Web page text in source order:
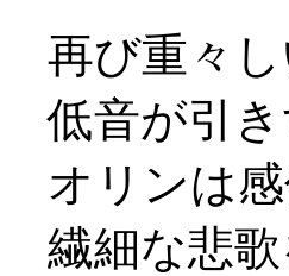
再び重々
低音が引
オリンは
繊細な悲